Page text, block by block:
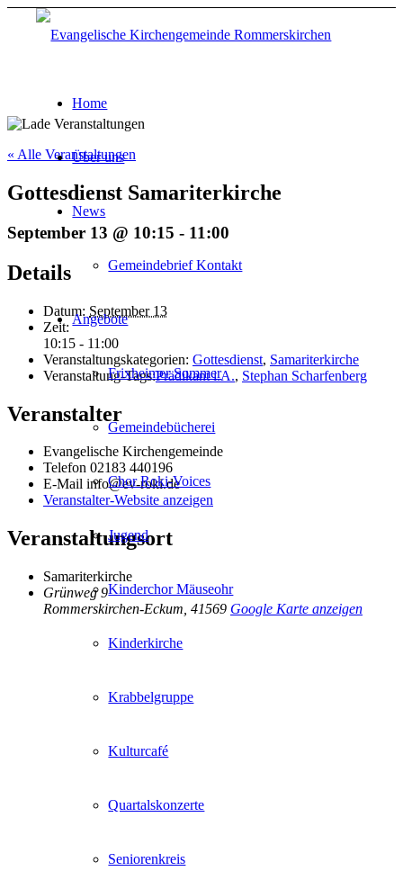
Home
Über uns
News
Gemeindebrief Kontakt
Angebote
Frixheimer Sommer
Gemeindebücherei
Chor Roki-Voices
Jugend
Kinderchor Mäuseohr
Kinderkirche
Krabbelgruppe
Kulturcafé
Quartalskonzerte
Seniorenkreis
« Alle Veranstaltungen
Gottesdienst Samariterkirche
September 13 @ 10:15 - 11:00
Details
Datum: September 13
Zeit:
10:15 - 11:00
Veranstaltungskategorien: Gottesdienst, Samariterkirche
Veranstaltung-Tags:Prädikant i.A., Stephan Scharfenberg
Veranstalter
Evangelische Kirchengemeinde
Telefon 02183 440196
E-Mail info@ev-roki.de
Veranstalter-Website anzeigen
Veranstaltungsort
Samariterkirche
Grünweg 9
Rommerskirchen-Eckum 41569 Google Karte anzeigen